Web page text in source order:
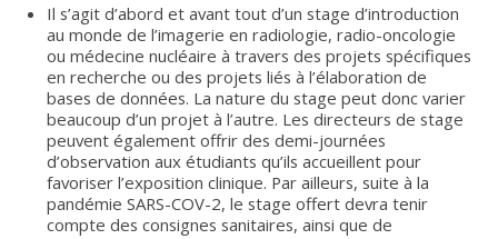
Il s’agit d’abord et avant tout d’un stage d’introduction
au monde de l’imagerie en radiologie, radio-oncologie
ou médecine nucléaire à travers des projets spécifiques
en recherche ou des projets liés à l’élaboration de
bases de données. La nature du stage peut donc varier
beaucoup d’un projet à l’autre. Les directeurs de stage
peuvent également offrir des demi-journées
d’observation aux étudiants qu’ils accueillent pour
favoriser l’exposition clinique. Par ailleurs, suite à la
pandémie SARS-COV-2, le stage offert devra tenir
compte des consignes sanitaires, ainsi que de